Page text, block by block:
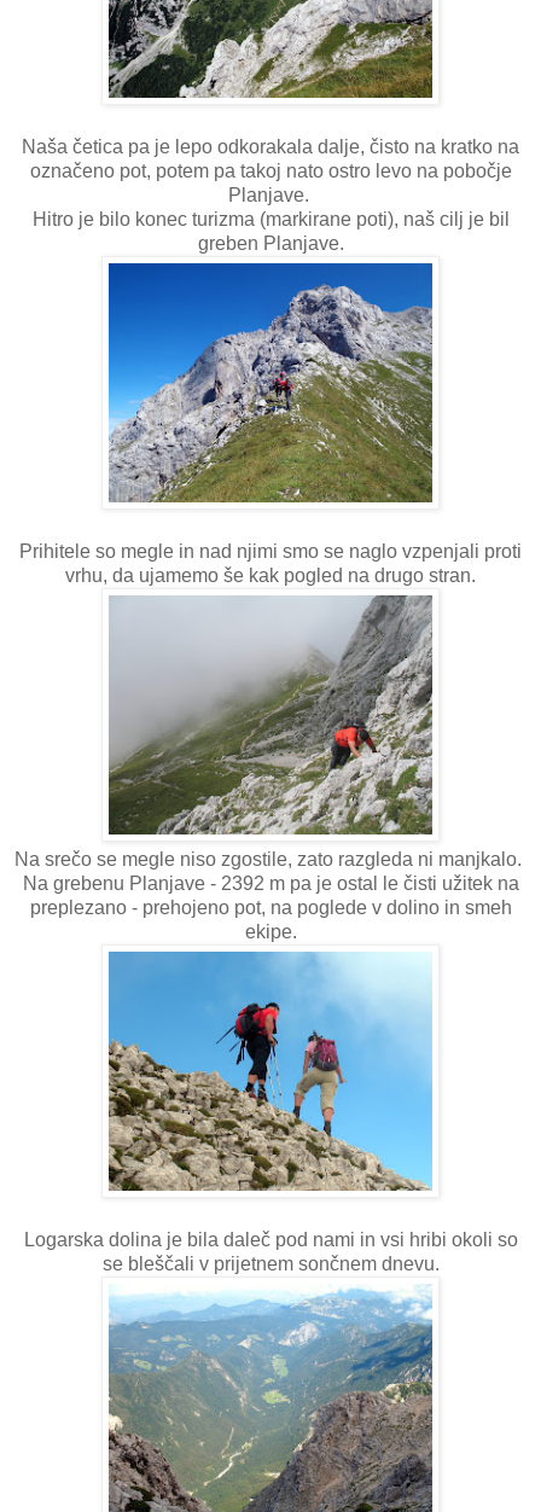
Naša četica pa je lepo odkorakala dalje, čisto na kratko na
označeno pot, potem pa takoj nato ostro levo na pobočje
Planjave.
Hitro je bilo konec turizma (markirane poti), naš cilj je bil
greben Planjave.
Prihitele so megle in nad njimi smo se naglo vzpenjali proti
vrhu, da ujamemo še kak pogled na drugo stran.
Na srečo se megle niso zgostile, zato razgleda ni manjkalo.
Na grebenu Planjave - 2392 m pa je ostal le čisti užitek na
preplezano - prehojeno pot, na poglede v dolino in smeh
ekipe.
Logarska dolina je bila daleč pod nami in vsi hribi okoli so
se bleščali v prijetnem sončnem dnevu.